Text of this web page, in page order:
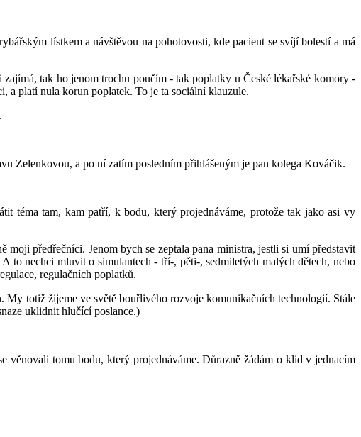
lístkem a návštěvou na pohotovosti, kde pacient se svíjí bolestí a má
tak ho jenom trochu poučím - tak poplatky u České lékařské komory -
a platí nula korun poplatek. To je ta sociální klauzule.
Zelenkovou, a po ní zatím posledním přihlášeným je pan kolega Kováčik.
téma tam, kam patří, k bodu, který projednáváme, protože tak jako asi vy
předřečníci. Jenom bych se zeptala pana ministra, jestli si umí představit
to nechci mluvit o simulantech - tří-, pěti-, sedmiletých malých dětech, nebo
regulačních poplatků.
My totiž žijeme ve světě bouřlivého rozvoje komunikačních technologií. Stále
uklidnit hlučící poslance.)
věnovali tomu bodu, který projednáváme. Důrazně žádám o klid v jednacím